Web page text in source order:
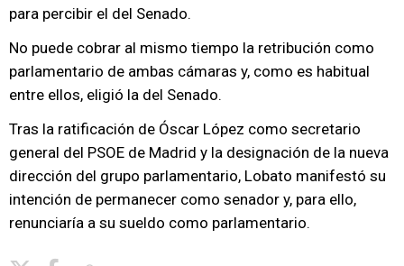
para percibir el del Senado.
No puede cobrar al mismo tiempo la retribución como
parlamentario de ambas cámaras y, como es habitual
entre ellos, eligió la del Senado.
Tras la ratificación de Óscar López como secretario
general del PSOE de Madrid y la designación de la nueva
dirección del grupo parlamentario, Lobato manifestó su
intención de permanecer como senador y, para ello,
renunciaría a su sueldo como parlamentario.